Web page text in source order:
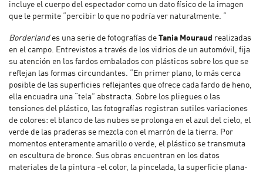
incluye el cuerpo del espectador como un dato físico de la imagen
que le permite “percibir lo que no podría ver naturalmente. “
Borderlandes una serie de fotografías de Tania Mouraud realizadas
en el campo. Entrevistos a través de los vidrios de un automóvil, fija
su atención en los fardos embalados con plásticos sobre los que se
reflejan las formas circundantes. “En primer plano, lo más cerca
posible de las superficies reflejantes que ofrece cada fardo de heno,
ella encuadra una “tela” abstracta. Sobre los pliegues o las
tensiones del plástico, las fotografías registran sutiles variaciones
de colores: el blanco de las nubes se prolonga en el azul del cielo, el
verde de las praderas se mezcla con el marrón de la tierra. Por
momentos enteramente amarillo o verde, el plástico se transmuta
en escultura de bronce. Sus obras encuentran en los datos
materiales de la pintura -el color, la pincelada, la superficie plana-